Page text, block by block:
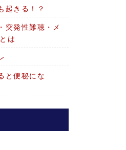
起きる！？
突発性難聴・メ
は
と便秘にな